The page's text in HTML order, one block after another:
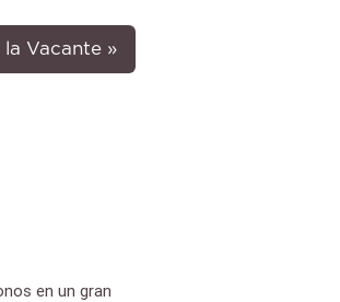
Vacante »
en un gran